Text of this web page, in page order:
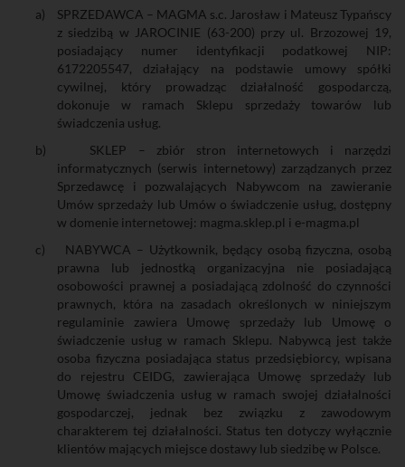
a)
SPRZEDAWCA – MAGMA s.c. Jarosław i Mateusz Typańscy
z siedzibą w JAROCINIE (63-200) przy ul. Brzozowej 19,
posiadający numer identyfikacji podatkowej NIP:
6172205547, działający na podstawie umowy spółki
cywilnej, który prowadząc działalność gospodarczą,
dokonuje w ramach Sklepu sprzedaży towarów lub
świadczenia usług.
b)
SKLEP – zbiór stron internetowych i narzędzi
informatycznych (serwis internetowy) zarządzanych przez
Sprzedawcę i pozwalających Nabywcom na zawieranie
Umów sprzedaży lub Umów o świadczenie usług, dostępny
w domenie internetowej: magma.sklep.pl i e-magma.pl
c)
NABYWCA – Użytkownik, będący osobą fizyczna, osobą
prawna lub jednostką organizacyjna nie posiadającą
osobowości prawnej a posiadającą zdolność do czynności
prawnych, która na zasadach określonych w niniejszym
regulaminie zawiera Umowę sprzedaży lub Umowę o
świadczenie usług w ramach Sklepu. Nabywcą jest także
osoba fizyczna posiadająca status przedsiębiorcy, wpisana
do rejestru CEIDG, zawierająca Umowę sprzedaży lub
Umowę świadczenia usług w ramach swojej działalności
gospodarczej, jednak bez związku z zawodowym
charakterem tej działalności. Status ten dotyczy wyłącznie
klientów mających miejsce dostawy lub siedzibę w Polsce.